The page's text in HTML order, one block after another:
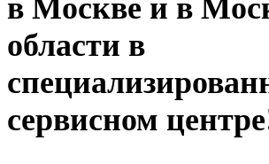
в Москве и в
области в
сервисном